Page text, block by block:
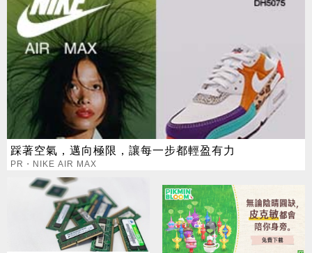
踩著空氣，邁向極限，讓每一步都輕盈有力
PR・NIKE AIR MAX